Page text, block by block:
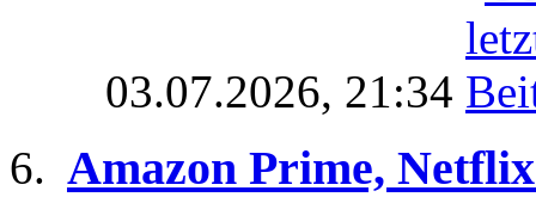
03.07.2026, 21:34
Amazon Prime,